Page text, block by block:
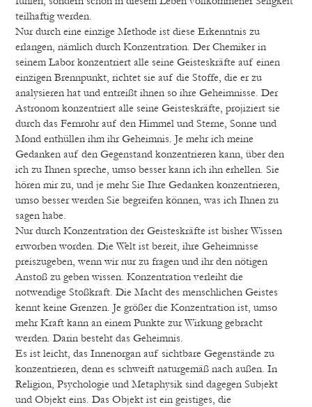
teilhaftig werden.
Nur durch eine einzige Methode ist diese Erkenntnis zu
erlangen, nämlich durch Konzentration. Der Chemiker in
seinem Labor konzentriert alle seine Geisteskräfte auf einen
einzigen Brennpunkt, richtet sie auf die Stoffe, die er zu
analysieren hat und entreißt ihnen so ihre Geheimnisse. Der
Astronom konzentriert alle seine Geisteskräfte, projiziert sie
durch das Fernrohr auf den Himmel und Sterne, Sonne und
Mond enthüllen ihm ihr Geheimnis. Je mehr ich meine
Gedanken auf den Gegenstand konzentrieren kann, über den
ich zu Ihnen spreche, umso besser kann ich ihn erhellen. Sie
hören mir zu, und je mehr Sie Ihre Gedanken konzentrieren,
umso besser werden Sie begreifen können, was ich Ihnen zu
sagen habe.
Nur durch Konzentration der Geisteskräfte ist bisher Wissen
erworben worden. Die Welt ist bereit, ihre Geheimnisse
preiszugeben, wenn wir nur zu fragen und ihr den nötigen
Anstoß zu geben wissen. Konzentration verleiht die
notwendige Stoßkraft. Die Macht des menschlichen Geistes
kennt keine Grenzen. Je größer die Konzentration ist, umso
mehr Kraft kann an einem Punkte zur Wirkung gebracht
werden. Darin besteht das Geheimnis.
Es ist leicht, das Innenorgan auf sichtbare Gegenstände zu
konzentrieren, denn es schweift naturgemäß nach außen. In
Religion, Psychologie und Metaphysik sind dagegen Subjekt
und Objekt eins. Das Objekt ist ein geistiges, die